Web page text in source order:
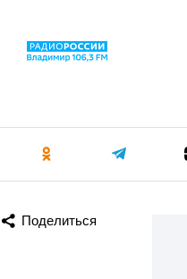
Поделиться